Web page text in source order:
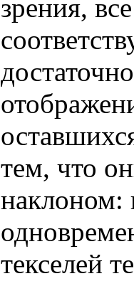
зрения,
тем, что
наклоном:
текселей